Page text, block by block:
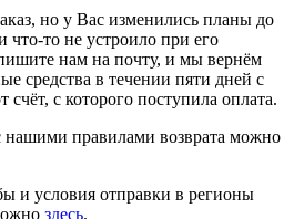
но у Вас изменились планы до
что-то не устроило при его
нам на почту, и мы вернём
средства в течении пяти дней с
с которого поступила оплата.
нашими правилами возврата можно
и условия отправки в регионы
здесь.